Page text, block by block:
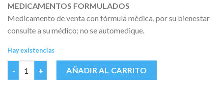
MEDICAMENTOS FORMULADOS
Medicamento de venta con fórmula médica, por su bienestar
consulte a su médico; no se automedique.
Hay existencias
LEXIB 120 MG CAJA X 7 TABS cantidad
AÑADIR AL CARRITO